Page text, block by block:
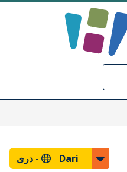
رفتن به محتوای اصلی
Skip to Feedback
Dari - دری